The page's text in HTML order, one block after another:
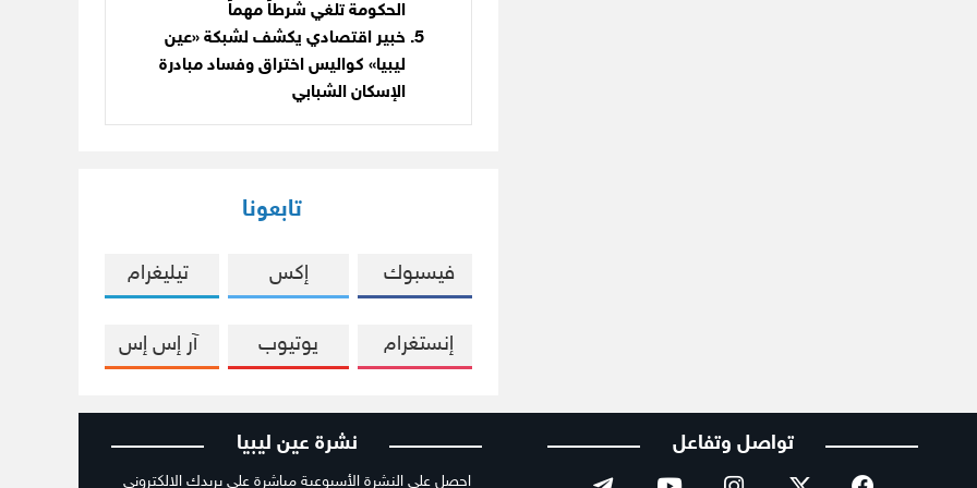
الحكومة تلغي شرطاً مهماً
خبير اقتصادي يكشف لشبكة «عين
ليبيا» كواليس اختراق وفساد مبادرة
الإسكان الشبابي
تابعونا
فيسبوك إكس تيليغرام
إنستغرام يوتيوب آر إس إس
تواصل وتفاعل نشرة عين ليبيا
احصل على النشرة الأسبوعية مباشرة على بريدك الالكتروني